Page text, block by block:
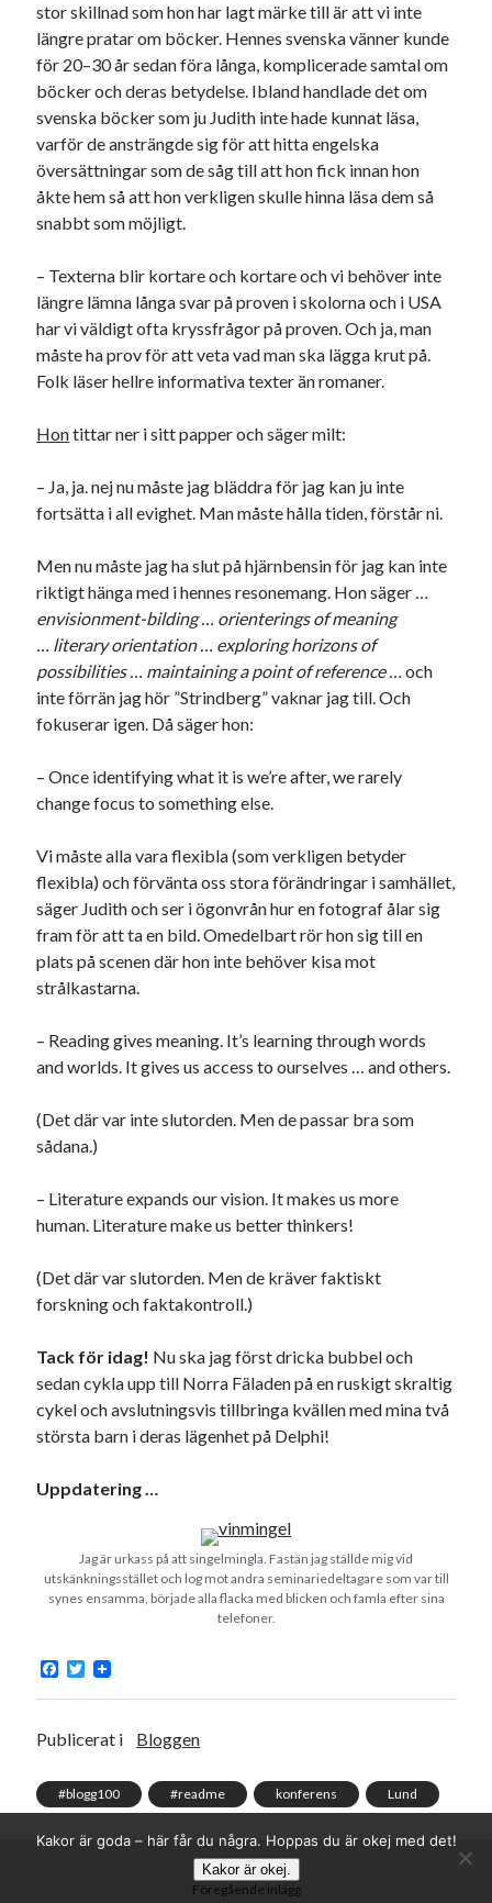
stor skillnad som hon har lagt märke till är att vi inte
längre pratar om böcker. Hennes svenska vänner kunde
för 20–30 år sedan föra långa, komplicerade samtal om
böcker och deras betydelse. Ibland handlade det om
svenska böcker som ju Judith inte hade kunnat läsa,
varför de ansträngde sig för att hitta engelska
översättningar som de såg till att hon fick innan hon
åkte hem så att hon verkligen skulle hinna läsa dem så
snabbt som möjligt.
– Texterna blir kortare och kortare och vi behöver inte
längre lämna långa svar på proven i skolorna och i USA
har vi väldigt ofta kryssfrågor på proven. Och ja, man
måste ha prov för att veta vad man ska lägga krut på.
Folk läser hellre informativa texter än romaner.
Hontittar ner i sitt papper och säger milt:
– Ja, ja. nej nu måste jag bläddra för jag kan ju inte
fortsätta i all evighet. Man måste hålla tiden, förstår ni.
Men nu måste jag ha slut på hjärnbensin för jag kan inte
riktigt hänga med i hennes resonemang. Hon säger …
envisionment-bilding … orienterings of meaning
… literary orientation … exploring horizons of
possibilities … maintaining a point of reference … och
inte förrän jag hör ”Strindberg” vaknar jag till. Och
fokuserar igen. Då säger hon:
– Once identifying what it is we’re after, we rarely
change focus to something else.
Vi måste alla vara flexibla (som verkligen betyder
flexibla) och förvänta oss stora förändringar i samhället,
säger Judith och ser i ögonvrån hur en fotograf ålar sig
fram för att ta en bild. Omedelbart rör hon sig till en
plats på scenen där hon inte behöver kisa mot
strålkastarna.
– Reading gives meaning. It’s learning through words
and worlds. It gives us access to ourselves … and others.
(Det där var inte slutorden. Men de passar bra som
sådana.)
– Literature expands our vision. It makes us more
human. Literature make us better thinkers!
(Det där var slutorden. Men de kräver faktiskt
forskning och faktakontroll.)
Tack för idag! Nu ska jag först dricka bubbel och
sedan cykla upp till Norra Fäladen på en ruskigt skraltig
cykel och avslutningsvis tillbringa kvällen med mina två
största barn i deras lägenhet på Delphi!
Uppdatering …
Jag är urkass på att singelmingla. Fastän jag ställde mig vid
utskänkningsstället och log mot andra seminariedeltagare som var till
synes ensamma, började alla flacka med blicken och famla efter sina
telefoner.
F
c
b
k
T
i
t
Publicerat i Bloggen
#blogg100 #readme konferens Lund
Föregående inlägg
Kakor är goda – här får du några. Hoppas du är okej med det!
Kakor är okej.